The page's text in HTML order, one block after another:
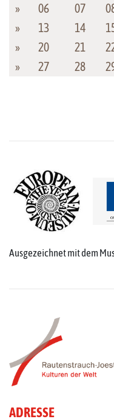
»
06 07
»
13 14
»
20 21
»
27 28
Ausgezeichnet mit dem
ADRESSE